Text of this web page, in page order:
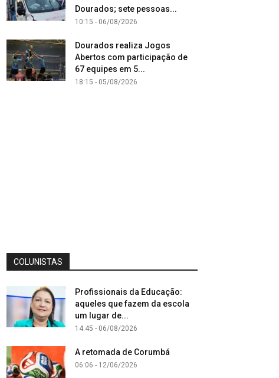
Dourados; sete pessoas...
10:15 - 06/08/2026
Dourados realiza Jogos
Abertos com participação de
67 equipes em 5...
18:15 - 05/08/2026
COLUNISTAS
Profissionais da Educação:
aqueles que fazem da escola
um lugar de...
14:45 - 06/08/2026
A retomada de Corumbá
06:06 - 12/06/2026